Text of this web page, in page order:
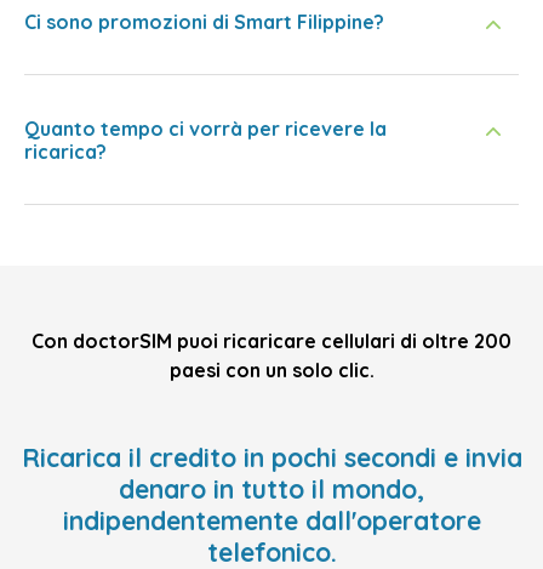
Ci sono promozioni di Smart Filippine?
Quanto tempo ci vorrà per ricevere la
ricarica?
Con doctorSIM puoi ricaricare cellulari di oltre 200
paesi con un solo clic.
Ricarica il credito in pochi secondi e invia
denaro in tutto il mondo,
indipendentemente dall'operatore
telefonico.